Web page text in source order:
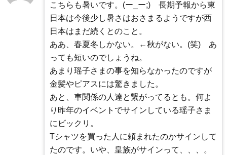
こちらも暑いです。(ー_ー;) 長期予報から東
日本は今後少し暑さはおさまるようですが西
日本はまだ続くとのこと。
ああ、春夏冬しかない。←秋がない。(笑) あ
っても短いのでしょうね。
あまり瑶子さまの事を知らなかったのですが
金髪やピアスには驚きました。
あと、車関係の人達と繋がってるとも。何よ
り昨年のイベントでサインしている瑶子さま
にビックリ。
Tシャツを買った人に頼まれたのかサインして
たのです。いや、皇族がサインって、、、。